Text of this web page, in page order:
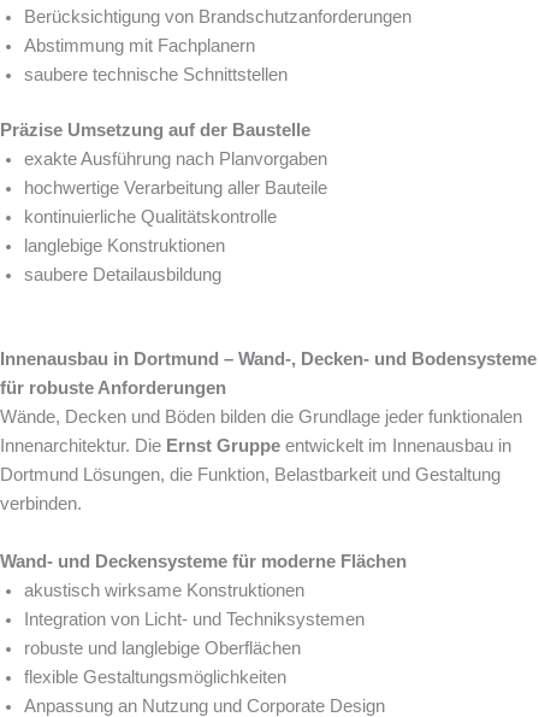
Berücksichtigung von Brandschutzanforderungen
Abstimmung mit Fachplanern
saubere technische Schnittstellen
Präzise Umsetzung auf der Baustelle
exakte Ausführung nach Planvorgaben
hochwertige Verarbeitung aller Bauteile
kontinuierliche Qualitätskontrolle
langlebige Konstruktionen
saubere Detailausbildung
Innenausbau in Dortmund – Wand-, Decken- und Bodensysteme
für robuste Anforderungen
Wände, Decken und Böden bilden die Grundlage jeder funktionalen
Innenarchitektur. Die Ernst Gruppe entwickelt im Innenausbau in
Dortmund Lösungen, die Funktion, Belastbarkeit und Gestaltung
verbinden.
Wand- und Deckensysteme für moderne Flächen
akustisch wirksame Konstruktionen
Integration von Licht- und Techniksystemen
robuste und langlebige Oberflächen
flexible Gestaltungsmöglichkeiten
Anpassung an Nutzung und Corporate Design